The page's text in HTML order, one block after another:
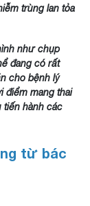
trùng lan tỏa
như chụp
đang có rất
cho bệnh lý
điểm mang thai
tiến hành các
từ bác